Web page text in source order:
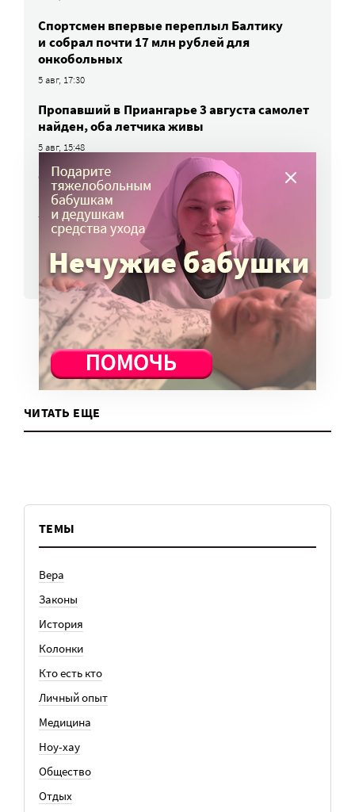
Спортсмен впервые переплыл Балтику
и собрал почти 17 млн рублей для
онкобольных
5 авг, 17:30
Пропавший в Приангарье 3 августа самолет
найден, оба летчика живы
5 авг, 15:48
Семьи погибших на СВО не исключат
из очереди на квартиру
5 авг, 15:28
ВСЕ НОВОСТИ
ЧИТАТЬ ЕЩЕ
ТЕМЫ
Вера
Законы
История
Колонки
Кто есть кто
Личный опыт
Медицина
Ноу-хау
Общество
Отдых